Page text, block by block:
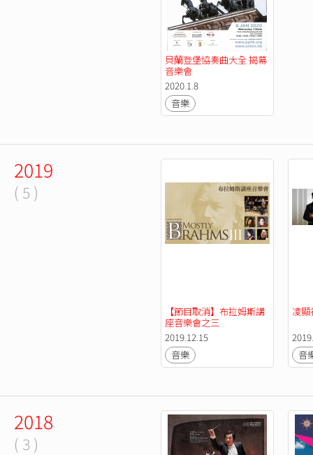
貝蘭登堡協奏曲大全 揭幕
音樂會
2020.1.8
音樂
2019
( 5 )
【節目取消】布拉姆斯講
座音樂會之三
2019.12.15
音樂
凌
音
2018
( 3 )